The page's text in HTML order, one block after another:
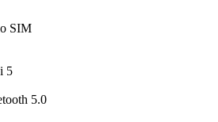
SIM
5
5.0